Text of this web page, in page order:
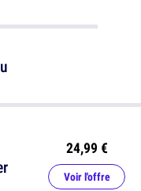
24,99 €
Voir l'offre